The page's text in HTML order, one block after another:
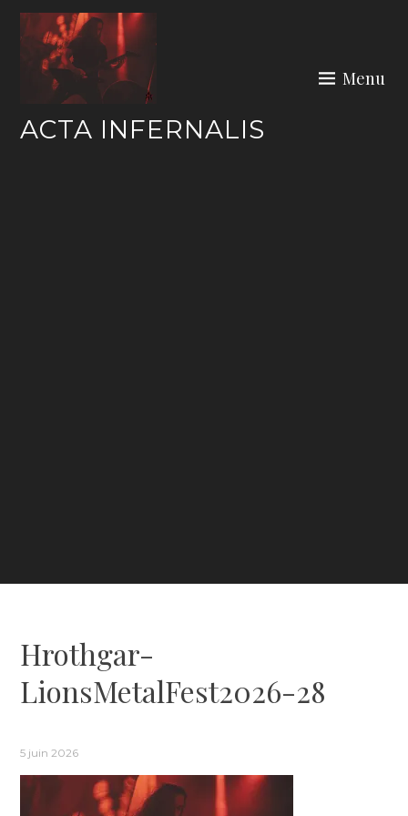
Skip
content
ACTA INFERNALIS
Menu
Hrothgar-
LionsMetalFest2026-28
5 juin 2026